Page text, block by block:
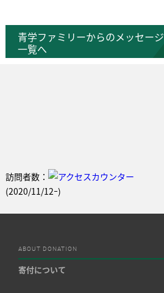
青学ファミリーからのメッセージ
一覧へ
訪問者数：
(2020/11/12ｰ)
ABOUT DONATION
寄付について